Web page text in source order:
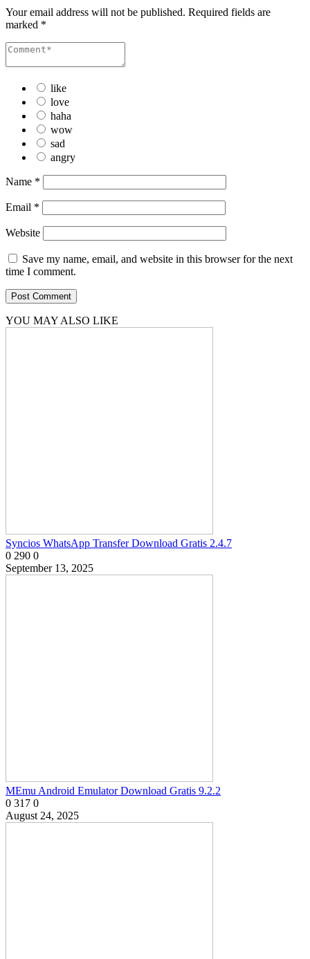
Your email address will not be published. Required fields are
marked *
like
love
haha
wow
sad
angry
Name *
Email *
Website
Save my name, email, and website in this browser for the next
time I comment.
YOU MAY ALSO LIKE
Syncios WhatsApp Transfer Download Gratis 2.4.7
0 290 0
September 13, 2025
MEmu Android Emulator Download Gratis 9.2.2
0 317 0
August 24, 2025